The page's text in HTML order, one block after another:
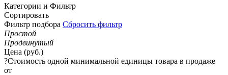
Категории и Фильтр
Сортировать
Фильтр подбора Сбросить фильтр
Простой
Продвинутый
Цена (руб.)
?Стоимость одной минимальной единицы товара в продаже
от